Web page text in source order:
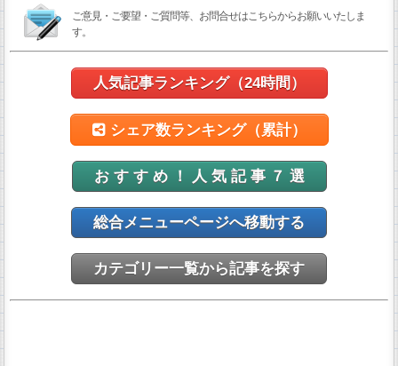
ご意見・ご要望・ご質問等、お問合せはこちらからお願いいたしま
す。
人気記事ランキング（24時間）
シェア数ランキング（累計）
お す す め ！ 人 気 記 事 ７ 選
総合メニューページへ移動する
カテゴリー一覧から記事を探す